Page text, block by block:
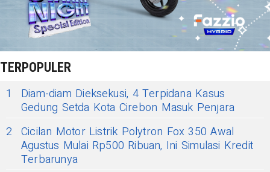
TERPOPULER
1
Diam-diam Dieksekusi, 4 Terpidana Kasus
Gedung Setda Kota Cirebon Masuk Penjara
2 Cicilan Motor Listrik Polytron Fox 350 Awal
Agustus Mulai Rp500 Ribuan, Ini Simulasi Kredit
Terbarunya